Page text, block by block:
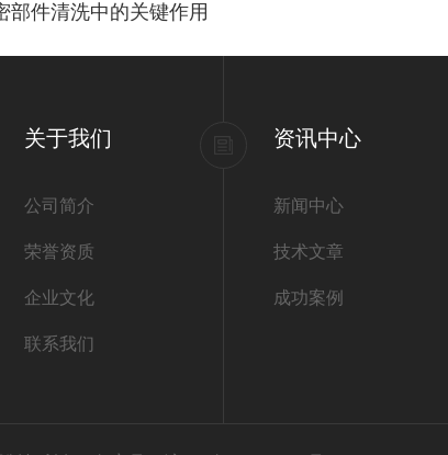
部件清洗中的关键作用
关于我们
公司简介
荣誉资质
企业文化
联系我们
资讯中心
新闻中心
技术文章
成功案例